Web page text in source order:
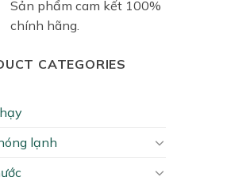
Sản phẩm cam kết 100%
chính hãng.
CATEGORIES
lạnh